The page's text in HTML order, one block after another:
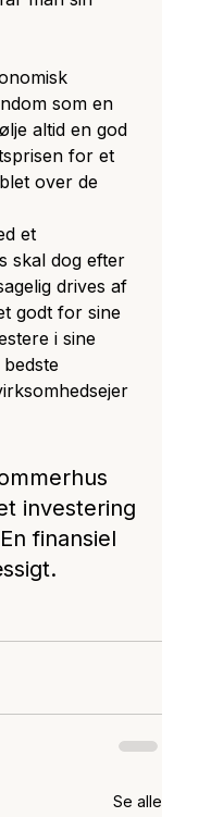
som en
altid en god
for et
over de
et
skal dog efter
drives af
godt for sine
i sine
investering
finansiel
Se alle